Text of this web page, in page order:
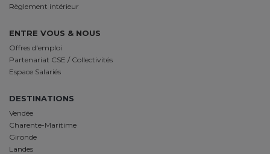
Règlement intérieur
ENTRE VOUS & NOUS
Offres d'emploi
Partenariat CSE / Collectivités
Espace Salariés
DESTINATIONS
Vendée
Charente-Maritime
Gironde
Landes